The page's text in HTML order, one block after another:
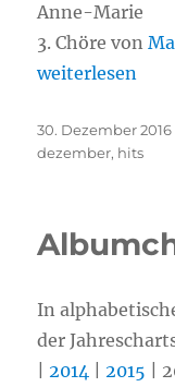
Anne-Marie
3. Chöre von
„Chart-Hits
weiterlesen
Veröffentlicht
am
30. Dezember 2016
dezember, hits
In
der
|2014 |2015 |